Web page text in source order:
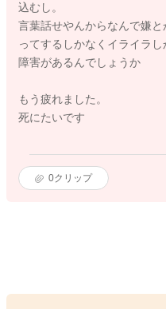
込むし。
言葉話せやんからなんで嫌
ってするしかなくイライラし
障害があるんでしょうか
もう疲れました。
死にたいです
0クリップ